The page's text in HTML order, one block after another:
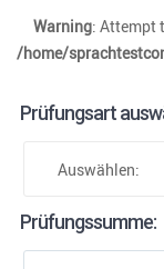
Warning :
/home/
Prüfungsart
Auswählen:
Prüfungssumme: